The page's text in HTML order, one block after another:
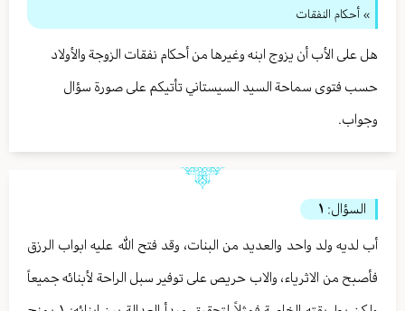
» أحكام النفقات
هل على الأب أن يزوج ابنه وغيرها من أحكام نفقات الزوجة والأولاد
حسب فتوى سماحة السيد السيستاني تأتيكم على صورة سؤال
وجواب.
السؤال: ١
أب لديه ولد واحد والعديد من البنات، وقد فتح الله عليه ابواب الرزق
فأصبح من الاثرياء، والاب حريص على توفير سبل الراحة لأبنائه جميعاً